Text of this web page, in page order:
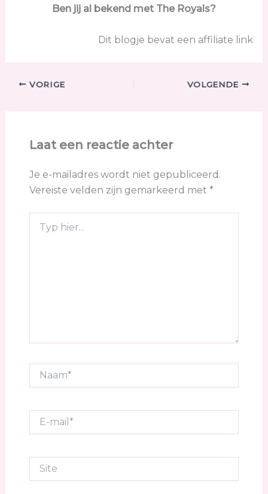
Ben jij al bekend met The Royals?
Dit blogje bevat een affiliate link
VORIGE VOLGENDE
Laat een reactie achter
Je e-mailadres wordt niet gepubliceerd.
Vereiste velden zijn gemarkeerd met *
hier...
Naam*
mail*
Site